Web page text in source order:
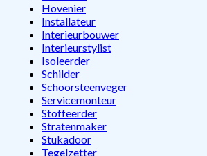
Hovenier
Installateur
Interieurbouwer
Interieurstylist
Isoleerder
Schilder
Schoorsteenveger
Servicemonteur
Stoffeerder
Stratenmaker
Stukadoor
Tegelzetter